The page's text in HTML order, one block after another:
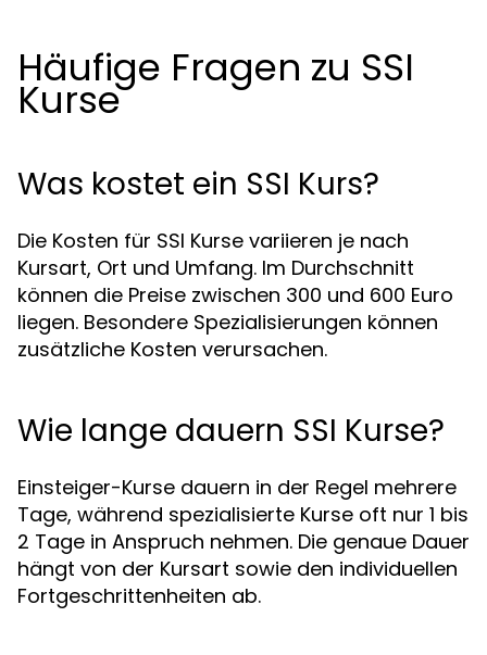
Häufige Fragen zu SSI
Kurse
Was kostet ein SSI Kurs?
Die Kosten für SSI Kurse variieren je nach
Kursart, Ort und Umfang. Im Durchschnitt
können die Preise zwischen 300 und 600 Euro
liegen. Besondere Spezialisierungen können
zusätzliche Kosten verursachen.
Wie lange dauern SSI Kurse?
Einsteiger-Kurse dauern in der Regel mehrere
Tage, während spezialisierte Kurse oft nur 1 bis
2 Tage in Anspruch nehmen. Die genaue Dauer
hängt von der Kursart sowie den individuellen
Fortgeschrittenheiten ab.